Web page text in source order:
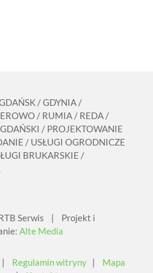
/ GDYNIA /
/ RUMIA / REDA /
/ PROJEKTOWANIE
/ USŁUGI OGRODNICZE
BRUKARSKIE /
Serwis | Projekt i
Alte Media
| Regulamin witryny| Mapa